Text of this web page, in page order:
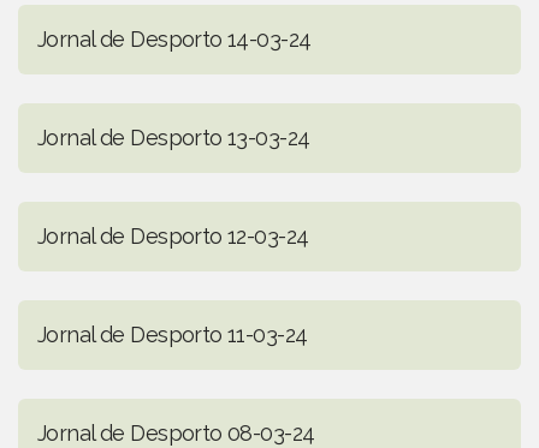
Jornal de Desporto 14-03-24
Jornal de Desporto 13-03-24
Jornal de Desporto 12-03-24
Jornal de Desporto 11-03-24
Jornal de Desporto 08-03-24